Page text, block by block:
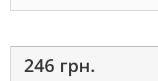
246 грн.